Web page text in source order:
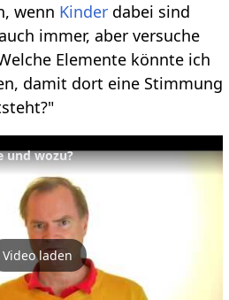
wenn Kinder dabei sind
immer, aber versuche
Elemente könnte ich
damit dort eine Stimmung
und wozu?
Video laden